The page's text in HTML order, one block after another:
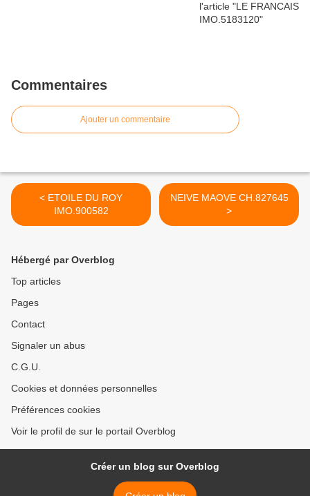
Commentaires
Ajouter un commentaire
< ETOILE DU ROY
IMO.900582
NEIVE MAOVE CH.827645
>
Hébergé par Overblog
Top articles
Pages
Contact
Signaler un abus
C.G.U.
Cookies et données personnelles
Préférences cookies
Voir le profil de sur le portail Overblog
Créer un blog sur Overblog